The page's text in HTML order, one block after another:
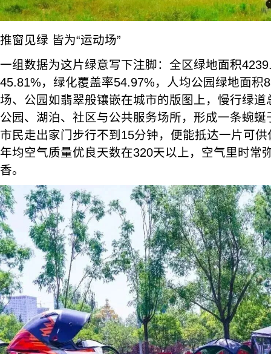
推窗见绿 皆为“运动场”
一组数据为这片绿意写下注脚：全区绿地面积
45.81%，绿化覆盖率54.97%，人均公园绿地面积
场、公园如翡翠般镶嵌在城市的版图上，慢行绿
公园、湖泊、社区与公共服务场所，形成一条蜿蜒
市民走出家门步行不到15分钟，便能抵达一片可
年均空气质量优良天数在320天以上，空气里时常
香。